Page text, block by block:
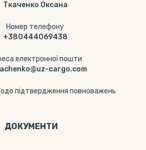
Ткаченко Оксана
Номер телефону
+380444069438
електронної пошти
cargo.com
підтвердження повноважень
ДОКУМЕНТИ